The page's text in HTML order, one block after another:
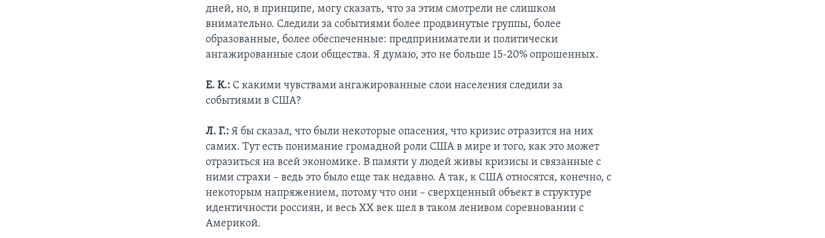
дней, но, в принципе, могу сказать, что за этим смотрели не слишком
внимательно. Следили за событиями более продвинутые группы, более
образованные, более обеспеченные: предприниматели и политически
ангажированные слои общества. Я думаю, это не больше 15-20% опрошенных.
Е. К.: С какими чувствами ангажированные слои населения следили за
событиями в США?
Л. Г.: Я бы сказал, что были некоторые опасения, что кризис отразится на них
самих. Тут есть понимание громадной роли США в мире и того, как это может
отразиться на всей экономике. В памяти у людей живы кризисы и связанные с
ними страхи – ведь это было еще так недавно. А так, к США относятся, конечно, с
некоторым напряжением, потому что они – сверхценный объект в структуре
идентичности россиян, и весь XX век шел в таком ленивом соревновании с
Америкой.